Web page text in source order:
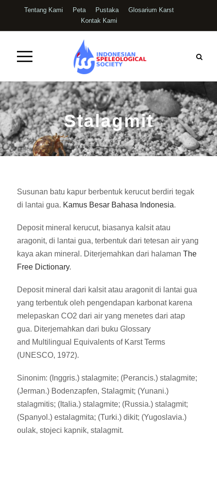
Tentang Kami Peta Pustaka
Glosarium Karst
Kontak Kami
Stalagmit
Susunan batu kapur berbentuk kerucut berdiri tegak
di lantai gua. Kamus Besar Bahasa Indonesia.
Deposit mineral kerucut, biasanya kalsit atau
aragonit, di lantai gua, terbentuk dari tetesan air yang
kaya akan mineral. Diterjemahkan dari halaman The
Free Dictionary.
Deposit mineral dari kalsit atau aragonit di lantai gua
yang terbentuk oleh pengendapan karbonat karena
melepaskan CO2 dari air yang menetes dari atap
gua. Diterjemahkan dari buku Glossary
and Multilingual Equivalents of Karst Terms
(UNESCO, 1972).
Sinonim: (Inggris.) stalagmite; (Perancis.) stalagmite;
(Jerman.) Bodenzapfen, Stalagmit; (Yunani.)
stalagmitis; (Italia.) stalagmite; (Russia.) stalagmit;
(Spanyol.) estalagmita; (Turki.) dikit; (Yugoslavia.)
oulak, stojeci kapnik, stalagmit.